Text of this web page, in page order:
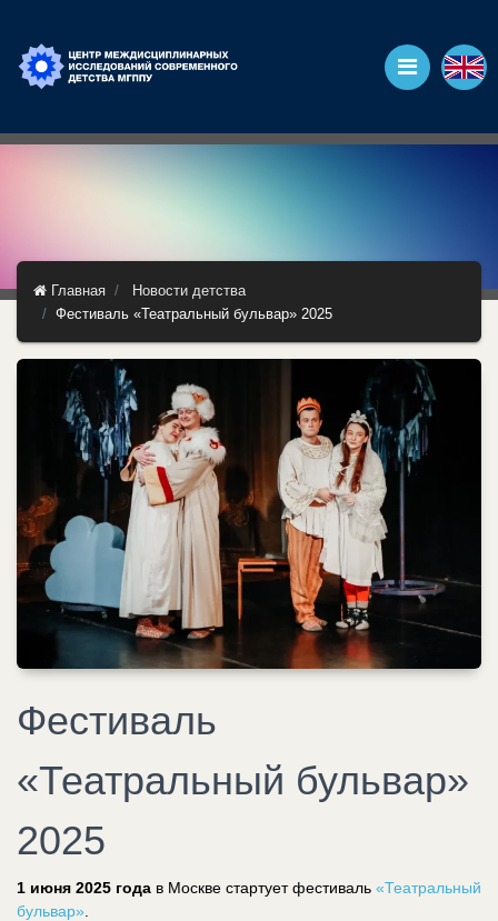
Главная
Новости детства
Фестиваль «Театральный бульвар» 2025
Фестиваль
«Театральный бульвар»
2025
1 июня 2025 года в Москве стартует фестиваль «Театральный
бульвар»